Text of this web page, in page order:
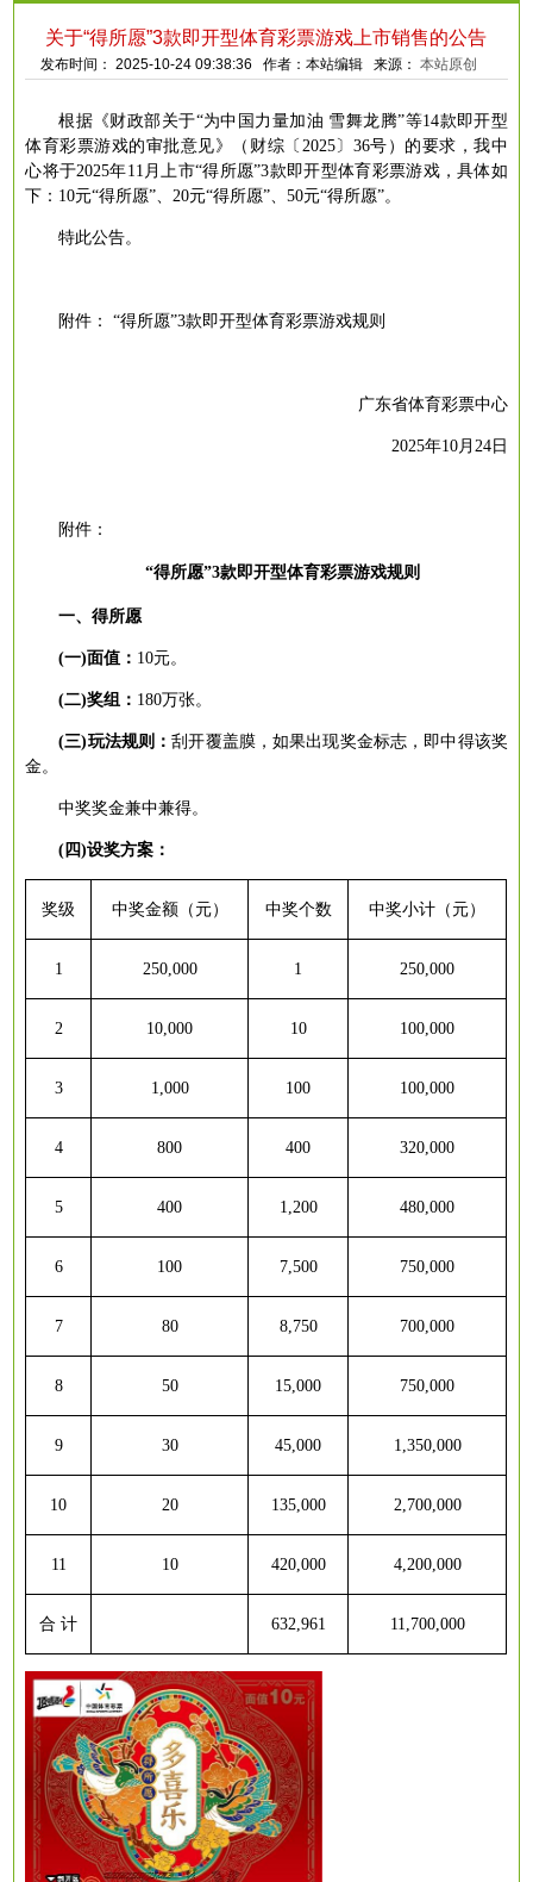
关于“得所愿”3款即开型体育彩票游戏上市销售的公告
发布时间： 2025-10-24 09:38:36 作者：本站编辑 来源：本站原创
根据《财政部关于“为中国力量加油 雪舞龙腾”等14款即开型
体育彩票游戏的审批意见》（ 财综 〔 2025〕36号）的要求，我中
心将于2025年11 月上市“得所愿”3款即开型体育彩票游戏，具体如
下： 10元“得所愿”、20元“得所愿”、50元“得所愿”。
特此公告。
附件： “得所愿”3款即开型体育彩票游戏规则
广东省体育彩票中心
2025年10月 24日
附件：
“得所愿”3款即开型体育彩票游戏规则
一、得所愿
(一)面值： 10元。
(二)奖组： 180万张。
(三)玩法规则：刮开覆盖膜，如果出现奖金标志，即中得该奖
金。
中奖奖金兼中兼得。
(四)设奖方案：
奖级 中奖金额（元） 中奖个数 中奖小计（元）
1 250,000 1 250,000
2 10,000 10 100,000
3 1,000 100 100,000
4 800 400 320,000
5 400 1,200 480,000
6 100 7,500 750,000
7 80 8,750 700,000
8 50 15,000 750,000
9 30 45,000 1,350,000
10 20 135,000 2,700,000
11 10 420,000 4,200,000
合 计 632,961 11,700,000